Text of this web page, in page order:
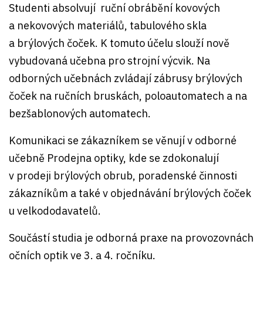
Studenti absolvují ruční obrábění kovových
a nekovových materiálů, tabulového skla
a brýlových čoček. K tomuto účelu slouží nově
vybudovaná učebna pro strojní výcvik. Na
odborných učebnách zvládají zábrusy brýlových
čoček na ručních bruskách, poloautomatech a na
bezšablonových automatech.
Komunikaci se zákazníkem se věnují v odborné
učebně Prodejna optiky, kde se zdokonalují
v prodeji brýlových obrub, poradenské činnosti
zákazníkům a také v objednávání brýlových čoček
u velkododavatelů.
Součástí studia je odborná praxe na provozovnách
očních optik ve 3. a 4. ročníku.